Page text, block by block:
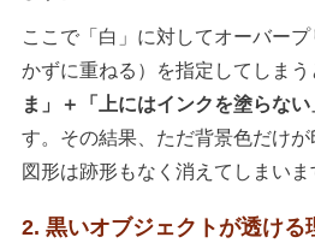
ここで「白」に対してオーバー
かずに重ねる）を指定してしまう
ま」＋「上にはインクを塗らない
す。その結果、ただ背景色だけ
図形は跡形もなく消えてしまいま
2. 黒いオブジェクトが透ける